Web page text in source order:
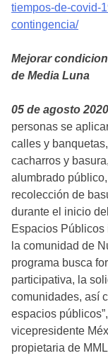
tiempos-de-covid-
contingencia/
Mejorar
de Media Luna
05 de agosto
personas se
calles y
cacharros y
alumbrado
recolección de
durante el inicio
Espacios
la comunidad de
programa busca
participativa, la
comunidades, así
espacios
vicepresidente
propietaria de